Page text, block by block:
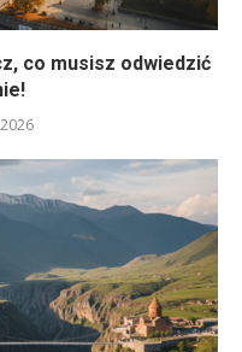
co musisz odwiedzić